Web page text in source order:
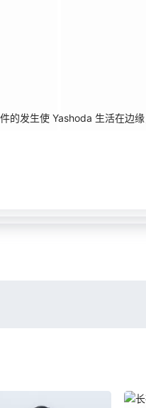
发生使 Yashoda 生活在边缘